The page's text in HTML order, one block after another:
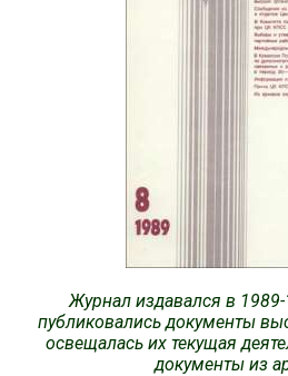
Журнал издавался в
публиковались документы
освещалась их текущая
документы из